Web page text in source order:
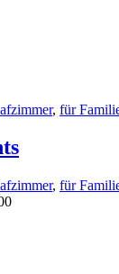
, für
, für